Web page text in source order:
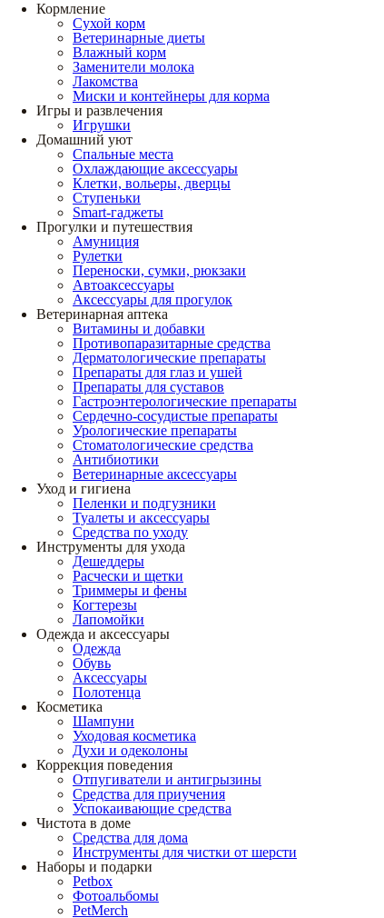
Кормление
Сухой корм
Ветеринарные диеты
Влажный корм
Заменители молока
Лакомства
Миски и контейнеры для корма
Игры и развлечения
Игрушки
Домашний уют
Спальные места
Охлаждающие аксессуары
Клетки, вольеры, дверцы
Ступеньки
Smart-гаджеты
Прогулки и путешествия
Амуниция
Рулетки
Переноски, сумки, рюкзаки
Автоаксессуары
Аксессуары для прогулок
Ветеринарная аптека
Витамины и добавки
Противопаразитарные средства
Дерматологические препараты
Препараты для глаз и ушей
Препараты для суставов
Гастроэнтерологические препараты
Сердечно-сосудистые препараты
Урологические препараты
Стоматологические средства
Антибиотики
Ветеринарные аксессуары
Уход и гигиена
Пеленки и подгузники
Туалеты и аксессуары
Средства по уходу
Инструменты для ухода
Дешеддеры
Расчески и щетки
Триммеры и фены
Когтерезы
Лапомойки
Одежда и аксессуары
Одежда
Обувь
Аксессуары
Полотенца
Косметика
Шампуни
Уходовая косметика
Духи и одеколоны
Коррекция поведения
Отпугиватели и антигрызины
Средства для приучения
Успокаивающие средства
Чистота в доме
Средства для дома
Инструменты для чистки от шерсти
Наборы и подарки
Petbox
Фотоальбомы
PetMerch